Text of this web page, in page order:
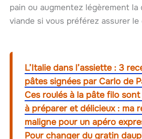
pain ou augmentez légèrement la
viande si vous préférez assurer le
L’Italie dans l’assiette : 3
pâtes signées par Carlo de
Ces roulés à la pâte filo
à préparer et délicieux : ma
maligne pour un apéro
Pour changer du gratin